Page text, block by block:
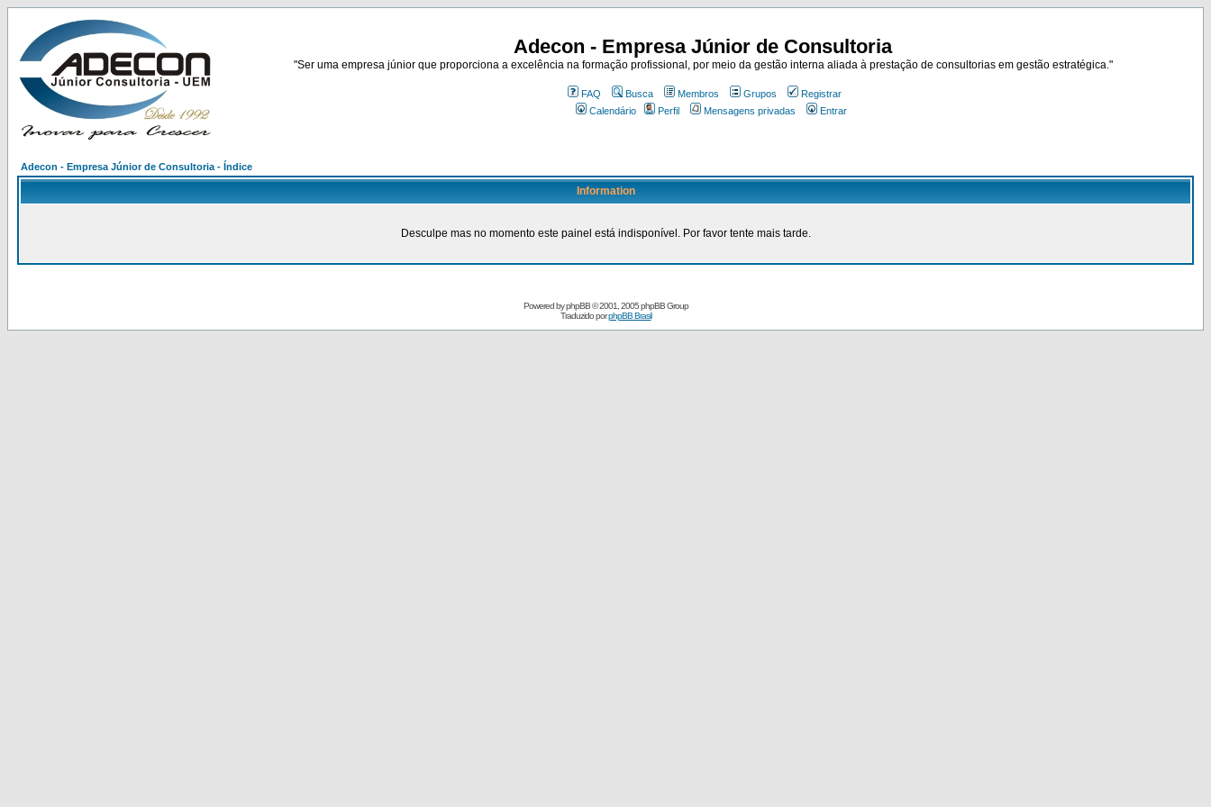
Adecon - Empresa Júnior de Consultoria
"Ser uma empresa júnior que proporciona a excelência na formação profissional, por meio da gestão interna aliada à prestação de consultorias em gestão estratégica."
FAQ Busca Membros Grupos
Registrar
Calendário
Perfil Mensagens privadas Entrar
Adecon - Empresa Júnior de Consultoria - Índice
Information
Desculpe mas no momento este painel está indisponível. Por favor tente mais tarde.
Powered byphpBB© 2001, 2005 phpBB Group
Traduzido porphpBB Brasil